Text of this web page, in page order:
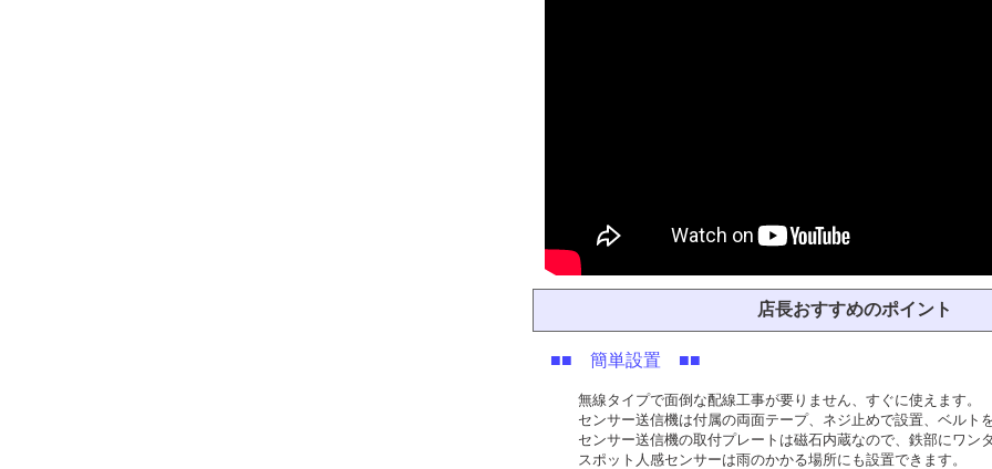
店長おすすめのポイント
■■ 簡単設置 ■■
無線タイプで面倒な配線工事が要りません、すぐに使えます。
センサー送信機は付属の両面テープ、ネジ止めで設置、ベルト
センサー送信機の取付プレートは磁石内蔵なので、鉄部にワン
スポット人感センサーは雨のかかる場所にも設置できます。